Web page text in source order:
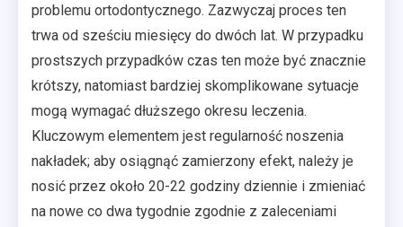
problemu ortodontycznego. Zazwyczaj proces ten
trwa od sześciu miesięcy do dwóch lat. W przypadku
prostszych przypadków czas ten może być znacznie
krótszy, natomiast bardziej skomplikowane sytuacje
mogą wymagać dłuższego okresu leczenia.
Kluczowym elementem jest regularność noszenia
nakładek; aby osiągnąć zamierzony efekt, należy je
nosić przez około 20-22 godziny dziennie i zmieniać
na nowe co dwa tygodnie zgodnie z zaleceniami